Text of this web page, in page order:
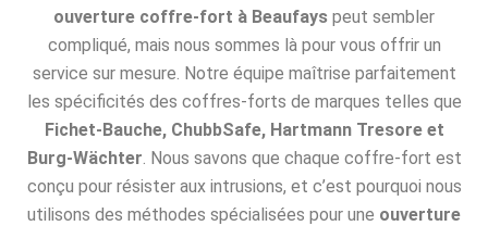
ouverture coffre-fort à Beaufays peut sembler
compliqué, mais nous sommes là pour vous offrir un
service sur mesure. Notre équipe maîtrise parfaitement
les spécificités des coffres-forts de marques telles que
Fichet-Bauche, ChubbSafe, Hartmann Tresore et
Burg-Wächter . Nous savons que chaque coffre-fort est
conçu pour résister aux intrusions, et c’est pourquoi nous
utilisons des méthodes spécialisées pour une ouverture